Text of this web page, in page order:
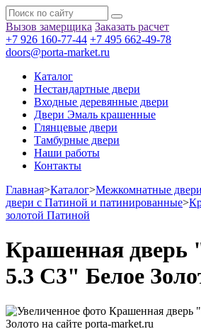
Вызов замерщика Заказать расчет
+7 926 160-77-44 +7 495 662-49-78
doors@porta-market.ru
Каталог
Нестандартные двери
Входные деревянные двери
Двери Эмаль крашенные
Глянцевые двери
Тамбурные двери
Наши работы
Контакты
Главная>Каталог>Межкомнатные двери
двери с Патиной и патинированные>
золотой Патиной
Крашенная дверь
5.3 С3" Белое